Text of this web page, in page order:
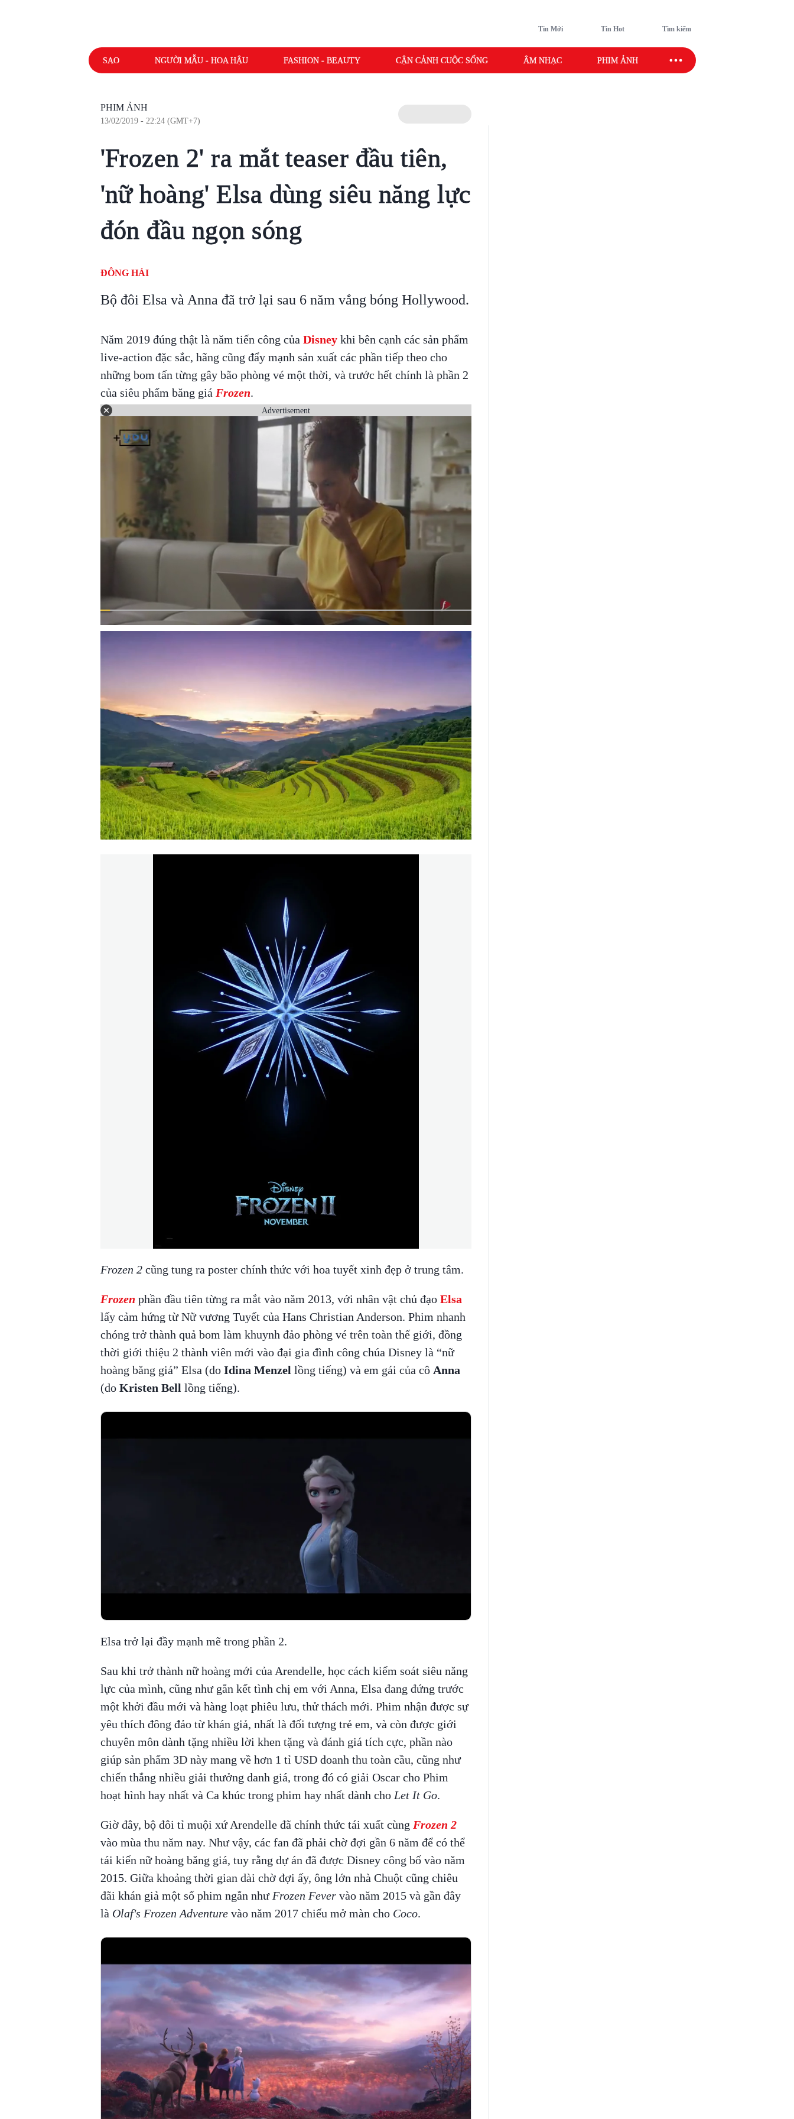
Tin Mới Tin Hot Tìm kiếm
SAO NGƯỜI MẪU - HOA HẬU FASHION - BEAUTY CẬN CẢNH CUỘC SỐNG ÂM NHẠC PHIM ẢNH SAO SPORT
PHIM ẢNH
13/02/2019 - 22:24 (GMT+7)
'Frozen 2' ra mắt teaser đầu tiên,
'nữ hoàng' Elsa dùng siêu năng lực
đón đầu ngọn sóng
ĐÔNG HẢI
Bộ đôi Elsa và Anna đã trở lại sau 6 năm vắng bóng Hollywood.
Năm 2019 đúng thật là năm tiến công của Disneykhi bên cạnh các sản phẩm
live-action đặc sắc, hãng cũng đẩy mạnh sản xuất các phần tiếp theo cho
những bom tấn từng gây bão phòng vé một thời, và trước hết chính là phần 2
của siêu phẩm băng giá Frozen.
Advertisement
Frozen 2cũng tung ra poster chính thức với hoa tuyết xinh đẹp ở trung tâm.
Frozen phần đầu tiên từng ra mắt vào năm 2013, với nhân vật chủ đạo Elsa
lấy cảm hứng từ Nữ vương Tuyết của Hans Christian Anderson. Phim nhanh
chóng trở thành quả bom làm khuynh đảo phòng vé trên toàn thế giới, đồng
thời giới thiệu 2 thành viên mới vào đại gia đình công chúa Disney là “nữ
hoàng băng giá” Elsa (doIdina Menzel lồng tiếng) và em gái của cô Anna
(do Kristen Bell lồng tiếng).
Elsa trở lại đầy mạnh mẽ trong phần 2.
Sau khi trở thành nữ hoàng mới của Arendelle, học cách kiểm soát siêu năng
lực của mình, cũng như gắn kết tình chị em với Anna, Elsa đang đứng trước
một khởi đầu mới và hàng loạt phiêu lưu, thử thách mới. Phim nhận được sự
yêu thích đông đảo từ khán giả, nhất là đối tượng trẻ em, và còn được giới
chuyên môn dành tặng nhiều lời khen tặng và đánh giá tích cực, phần nào
giúp sản phẩm 3D này mang về hơn 1 tỉ USD doanh thu toàn cầu, cũng như
chiến thắng nhiều giải thưởng danh giá, trong đó có giải Oscar cho Phim
hoạt hình hay nhất và Ca khúc trong phim hay nhất dành cho Let It Go.
Giờ đây, bộ đôi tỉ muội xứ Arendelle đã chính thức tái xuất cùng Frozen 2
vào mùa thu năm nay. Như vậy, các fan đã phải chờ đợi gần 6 năm để có thể
tái kiến nữ hoàng băng giá, tuy rằng dự án đã được Disney công bố vào năm
2015. Giữa khoảng thời gian dài chờ đợi ấy, ông lớn nhà Chuột cũng chiêu
đãi khán giả một số phim ngắn như Frozen Fever vào năm 2015 và gần đây
là Olaf's Frozen Adventurevào năm 2017 chiếu mở màn cho Coco.